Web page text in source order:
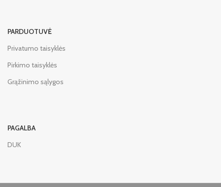
PARDUOTUVĖ
Privatumo taisyklės
Pirkimo taisyklės
Grąžinimo sąlygos
PAGALBA
DUK